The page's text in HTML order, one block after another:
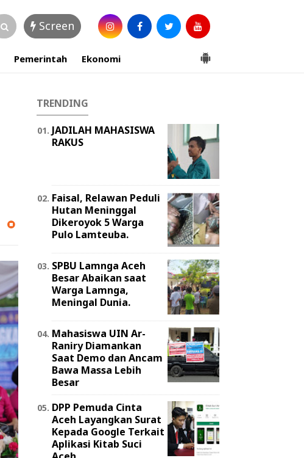
Screen
Pemerintah Ekonomi
TRENDING
JADILAH MAHASISWA
RAKUS
Faisal, Relawan Peduli
Hutan Meninggal
Dikeroyok 5 Warga
Pulo Lamteuba.
SPBU Lamnga Aceh
Besar Abaikan saat
Warga Lamnga,
Meningal Dunia.
Mahasiswa UIN Ar-
Raniry Diamankan
Saat Demo dan Ancam
Bawa Massa Lebih
Besar
DPP Pemuda Cinta
Aceh Layangkan Surat
Kepada Google Terkait
Aplikasi Kitab Suci